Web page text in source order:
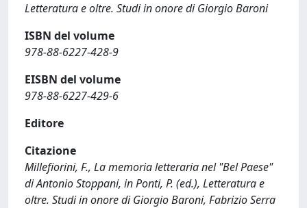
Letteratura e oltre. Studi in onore di Giorgio Baroni
ISBN del volume
978-88-6227-428-9
EISBN del volume
978-88-6227-429-6
Editore
Citazione
Millefiorini, F., La memoria letteraria nel "Bel Paese"
di Antonio Stoppani, in Ponti, P. (ed.), Letteratura e
oltre. Studi in onore di Giorgio Baroni, Fabrizio Serra